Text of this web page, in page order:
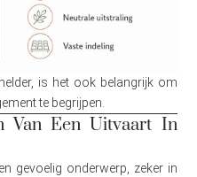
is het ook belangrijk om
te begrijpen.
Van Een Uitvaart In
gevoelig onderwerp, zeker in